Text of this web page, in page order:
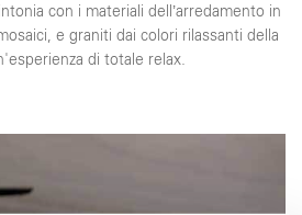
con i materiali dell’arredamento in
e graniti dai colori rilassanti della
di totale relax.